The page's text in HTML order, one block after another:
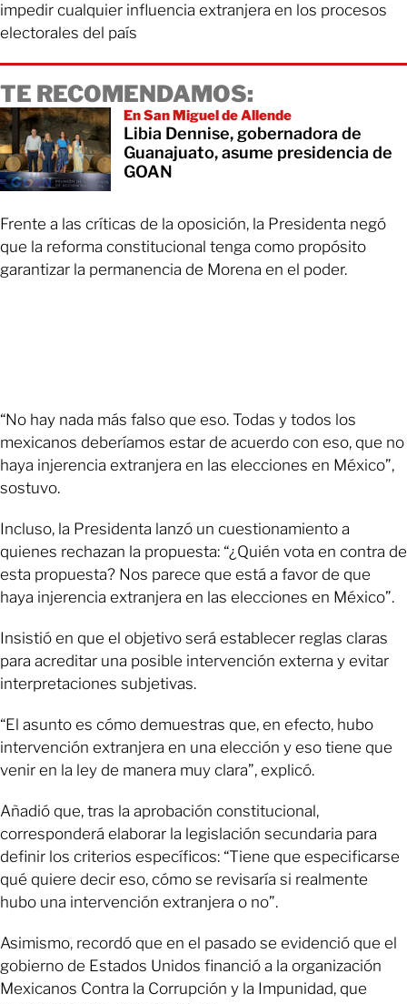
impedir cualquier influencia extranjera en los procesos
electorales del país
TE RECOMENDAMOS:
En San Miguel de Allende
Libia Dennise, gobernadora de
Guanajuato, asume presidencia de
GOAN
Frente a las críticas de la oposición, la Presidenta negó
que la reforma constitucional tenga como propósito
garantizar la permanencia de Morena en el poder.
“No hay nada más falso que eso. Todas y todos los
mexicanos deberíamos estar de acuerdo con eso, que no
haya injerencia extranjera en las elecciones en México”,
sostuvo.
Incluso, la Presidenta lanzó un cuestionamiento a
quienes rechazan la propuesta: “¿Quién vota en contra de
esta propuesta? Nos parece que está a favor de que
haya injerencia extranjera en las elecciones en México”.
Insistió en que el objetivo será establecer reglas claras
para acreditar una posible intervención externa y evitar
interpretaciones subjetivas.
“El asunto es cómo demuestras que, en efecto, hubo
intervención extranjera en una elección y eso tiene que
venir en la ley de manera muy clara”, explicó.
Añadió que, tras la aprobación constitucional,
corresponderá elaborar la legislación secundaria para
definir los criterios específicos: “Tiene que especificarse
qué quiere decir eso, cómo se revisaría si realmente
hubo una intervención extranjera o no”.
Asimismo, recordó que en el pasado se evidenció que el
gobierno de Estados Unidos financió a la organización
Mexicanos Contra la Corrupción y la Impunidad, que